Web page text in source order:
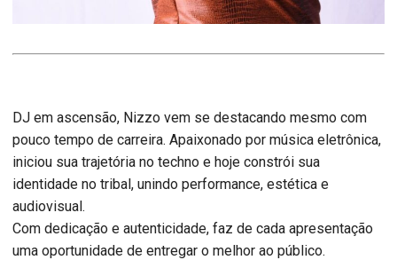
DJ em ascensão, Nizzo vem se destacando mesmo com
pouco tempo de carreira. Apaixonado por música eletrônica,
iniciou sua trajetória no techno e hoje constrói sua
identidade no tribal, unindo performance, estética e
audiovisual.
Com dedicação e autenticidade, faz de cada apresentação
uma oportunidade de entregar o melhor ao público.